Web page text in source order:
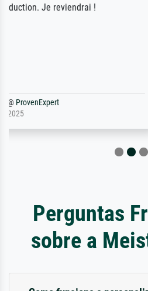
stoppen begint het weer
philip
Perguntas
sobre a